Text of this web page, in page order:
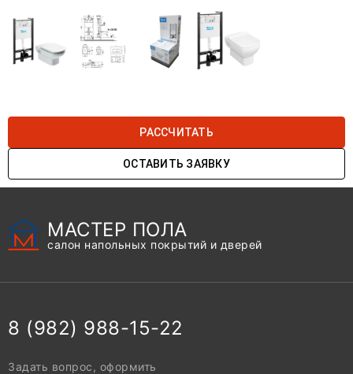
РАССЧИТАТЬ
ОСТАВИТЬ ЗАЯВКУ
МАСТЕР ПОЛА
салон напольных покрытий и дверей
8 (982) 988-15-22
Задать вопрос, оформить